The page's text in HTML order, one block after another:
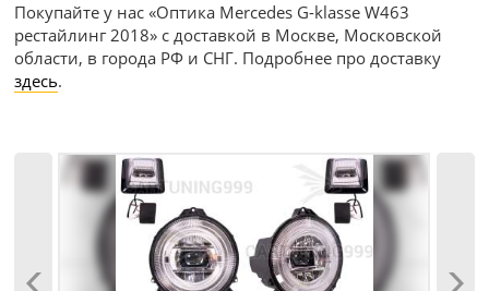
Покупайте у нас «Оптика Mercedes G-klasse W463
рестайлинг 2018» с доставкой в Москве, Московской
области, в города РФ и СНГ. Подробнее про доставку
здесь.